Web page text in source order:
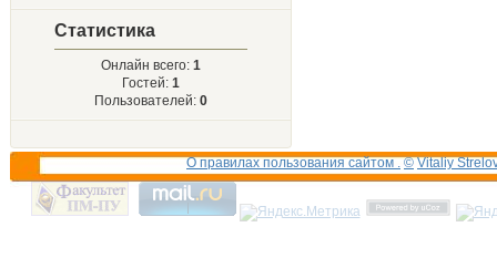
Статистика
Онлайн всего: 1
Гостей: 1
Пользователей: 0
О правилах пользования сайтом . © Vitaliy